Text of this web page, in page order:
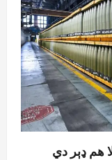
هم ډېر دي